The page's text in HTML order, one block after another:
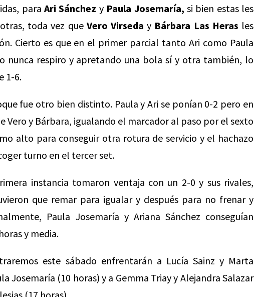
para Ari Sánchez y Paula Josemaría, si bien estas les
toda vez que Vero Virseda y Bárbara Las Heras les
Cierto es que en el primer parcial tanto Ari como Paula
nunca respiro y apretando una bola sí y otra también, lo
1-6.
fue otro bien distinto. Paula y Ari se ponían 0-2 pero en
Vero y Bárbara, igualando el marcador al paso por el sexto
alto para conseguir otra rotura de servicio y el hachazo
turno en el tercer set.
instancia tomaron ventaja con un 2-0 y sus rivales,
que remar para igualar y después para no frenar y
Paula Josemaría y Ariana Sánchez conseguían
y media.
este sábado enfrentarán a Lucía Sainz y Marta
Josemaría (10 horas) y a Gemma Triay y Alejandra Salazar